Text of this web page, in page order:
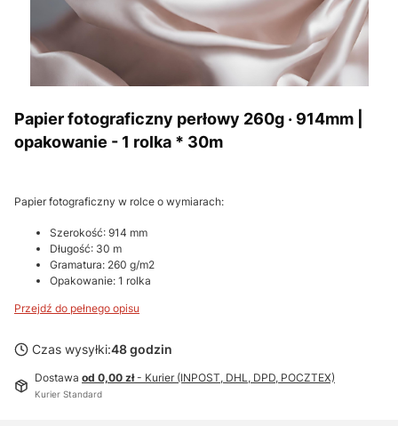
Papier fotograficzny perłowy 260g · 914mm |
opakowanie - 1 rolka * 30m
Papier fotograficzny w rolce o wymiarach:
Szerokość: 914 mm
Długość: 30 m
Gramatura: 260 g/m2
Opakowanie: 1 rolka
Przejdź do pełnego opisu
Czas wysyłki:48 godzin
Dostawa od 0,00 zł- Kurier (INPOST, DHL, DPD, POCZTEX)
Kurier Standard